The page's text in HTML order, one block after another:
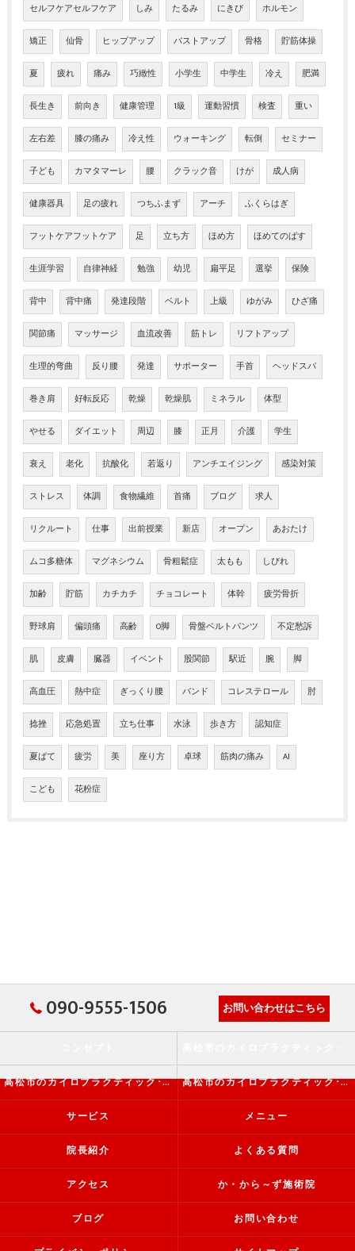
セルフケアセルフケア しみ たるみ にきび ホルモン
矯正 仙骨 ヒップアップ バストアップ 骨格 貯筋体操
夏 疲れ 痛み 巧緻性 小学生 中学生 冷え 肥満
長生き 前向き 健康管理 1級 運動習慣 検査 重い
左右差 膝の痛み 冷え性 ウォーキング 転倒 セミナー
子ども カマタマーレ 腰 クラック音 けが 成人病
健康器具 足の疲れ つちふまず アーチ ふくらはぎ
フットケアフットケア 足 立ち方 ほめ方 ほめてのばす
生涯学習 自律神経 勉強 幼児 扁平足 選挙 保険
背中 背中痛 発達段階 ベルト 上級 ゆがみ ひざ痛
関節痛 マッサージ 血流改善 筋トレ リフトアップ
生理的弯曲 反り腰 発達 サポーター 手首 ヘッドスパ
巻き肩 好転反応 乾燥 乾燥肌 ミネラル 体型
やせる ダイエット 周辺 膝 正月 介護 学生
衰え 老化 抗酸化 若返り アンチエイジング 感染対策
ストレス 体調 食物繊維 首痛 ブログ 求人
リクルート 仕事 出前授業 新店 オープン あおたけ
ムコ多糖体 マグネシウム 骨粗鬆症 太もも しびれ
加齢 貯筋 カチカチ チョコレート 体幹 疲労骨折
野球肩 偏頭痛 高齢 O脚 骨盤ベルトパンツ 不定愁訴
肌 皮膚 臓器 イベント 股関節 駅近 腕 脚
高血圧 熱中症 ぎっくり腰 バンド コレステロール 肘
捻挫 応急処置 立ち仕事 水泳 歩き方 認知症
夏ばて 疲労 美 座り方 卓球 筋肉の痛み AI
こども 花粉症
090-9555-1506 お問い合わせはこちら
高松市のカイロプラクティック･か・から～ず施術院の評判 高松市のカイロプラクティック･か・から～ず施術院のお客様の声
サービス メニュー
院長紹介 よくある質問
アクセス か・から～ず施術院
ブログ お問い合わせ